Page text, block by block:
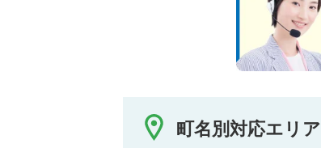
町名別対応エリア